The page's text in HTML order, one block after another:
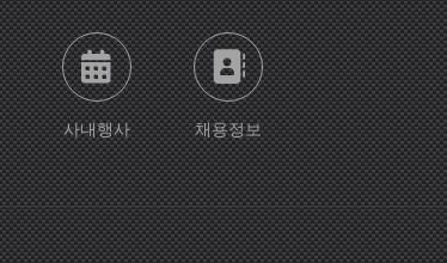
사내행사 채용정보